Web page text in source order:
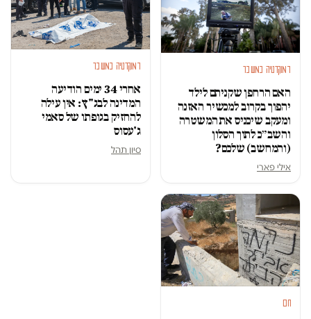
דמוקרטיה במשבר
האם הרחפן שקניתם לילד
יהפוך בקרוב למכשיר האזנה
ומעקב שיכניס את המשטרה
והשב״כ לתוך הסלון
(והמחשב) שלכם?
אילי פארי
דמוקרטיה במשבר
אחרי 34 ימים הודיעה
המדינה לבג"ץ: אין עילה
להחזיק בגופתו של סאמי
ג'עסוס
סיון תהל
חם